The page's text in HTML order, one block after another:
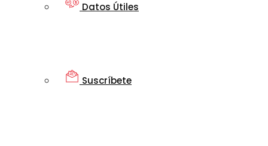
Datos Útiles
Suscríbete